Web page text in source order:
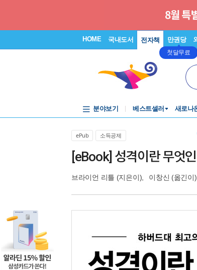
HOME 국내도서 전자책 만권당
첫달무료
분야보기 베스트셀러 새로나
ePub 소득공제
[eBook] 성격이란 무엇
브라이언 리틀 (지은이), 이창신 (옮긴이)